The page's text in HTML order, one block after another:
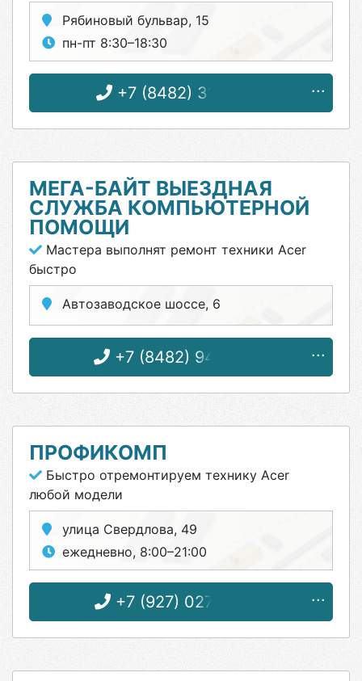
Рябиновый бульвар, 15
пн-пт 8:30–18:30
+7 (8482) 31-07-81
МЕГА-БАЙТ ВЫЕЗДНАЯ
СЛУЖБА КОМПЬЮТЕРНОЙ
ПОМОЩИ
Мастера выполнят ремонт техники Acer
быстро
Автозаводское шоссе, 6
+7 (8482) 94-92-92
ПРОФИКОМП
Быстро отремонтируем технику Acer
любой модели
улица Свердлова, 49
ежедневно, 8:00–21:00
+7 (927) 027-66-34